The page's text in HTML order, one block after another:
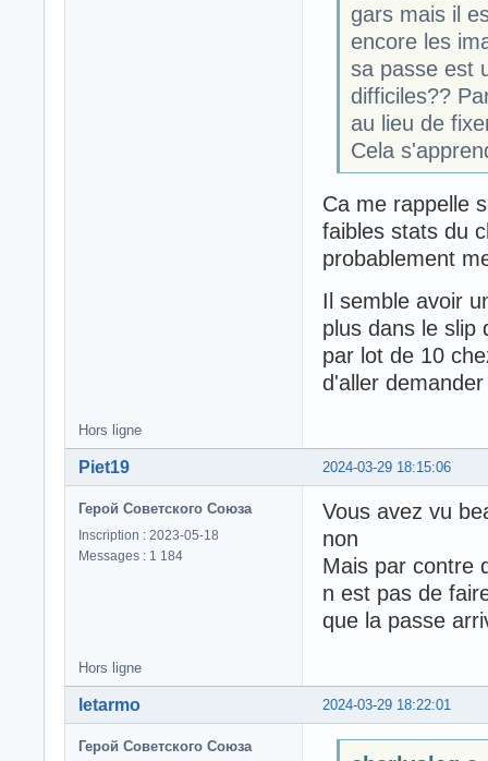
gars mais il
encore les
sa passe est
difficiles??
au lieu de
Cela
Ca me rappelle
faibles stats du
probablement
Il semble avoir
plus dans le slip
par lot de 10
d'aller
Hors ligne
2024-03-29 18:15:06
Piet19
Герой Советского Союза
Inscription : 2023-05-18
Messages : 1 184
Vous avez vu
non
Mais par contre
n est pas de
que la passe
Hors ligne
2024-03-29 18:22:01
letarmo
Герой Советского Союза